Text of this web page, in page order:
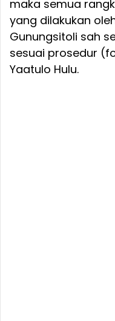
maka semua
yang dilakukan
Gunungsitoli sah
sesuai prosedur
Yaatulo Hulu.